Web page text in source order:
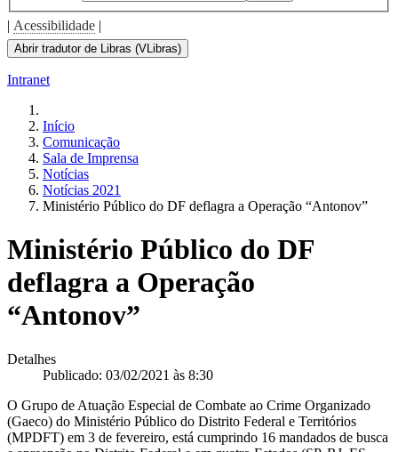
| Acessibilidade |
Abrir tradutor de Libras (VLibras)
Intranet
Início
Comunicação
Sala de Imprensa
Notícias
Notícias 2021
Ministério Público do DF deflagra a Operação “Antonov”
Ministério Público do DF
deflagra a Operação
“Antonov”
Detalhes
Publicado: 03/02/2021 às 8:30
O Grupo de Atuação Especial de Combate ao Crime Organizado
(Gaeco) do Ministério Público do Distrito Federal e Territórios
(MPDFT) em 3 de fevereiro, está cumprindo 16 mandados de busca